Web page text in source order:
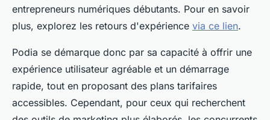
entrepreneurs numériques débutants. Pour en savoir
plus, explorez les retours d'expérience via ce lien.
Podia se démarque donc par sa capacité à offrir une
expérience utilisateur agréable et un démarrage
rapide, tout en proposant des plans tarifaires
accessibles. Cependant, pour ceux qui recherchent